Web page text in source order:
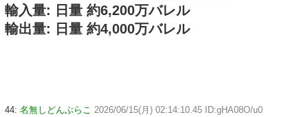
​輸入量: 日量 約6,200万バレル
​輸出量: 日量 約4,000万バレル
44: 名無しどんぶらこ 2026/06/15(月) 02:14:10.45 ID:gHA08O/u0